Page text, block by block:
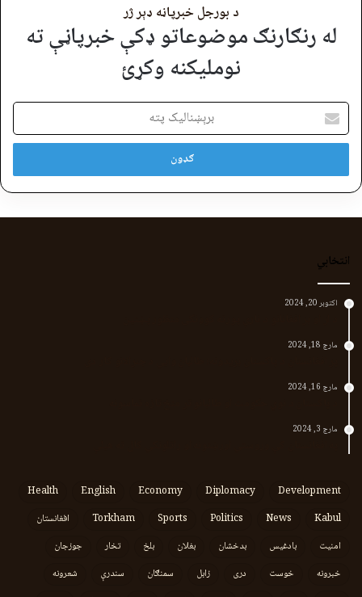
د بورجل خبرپاڼه ډېر ژر
له رنګارنګ موضوعاتو ډکې خبرپاڼې ته
نوملیکنه وکړئ
برېښنالیک
پته
انتخابي
اکتوبر 20, 2024
مارچ 18, 2024
مارچ 16, 2024
مارچ 3, 2024
Development
Diplomacy
Economy
English
Health
Kabul
News
Politics
Sports
Torkham
افغانستان
امنیت
بادغیس بدخشان بغلان بلخ تخار
جوزجان
خبرونه
خوست دری زابل سمنګان سندرې
شعرونه